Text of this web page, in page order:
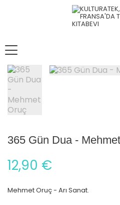
365 Gün Dua -
12,90 €
Mehmet Oruç - Arı Sanat.